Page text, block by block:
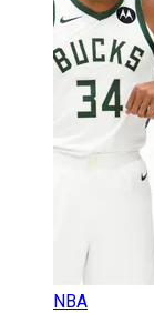
NBA